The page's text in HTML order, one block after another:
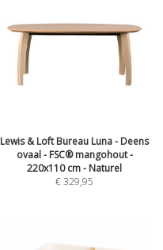
Lewis & Loft Bureau Luna - Deens
ovaal - FSC® mangohout -
220x110 cm - Naturel
€329,95